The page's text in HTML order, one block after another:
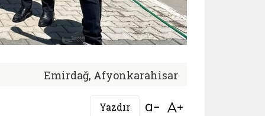
Emirdağ, Afyonkarahisar
Yazdır Bağlantıyı aç